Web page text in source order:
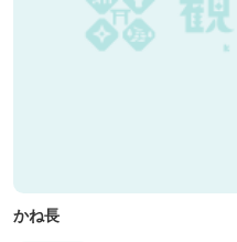
かね長